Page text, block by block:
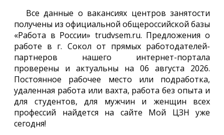
Все данные о вакансиях центров занятости
получены из официальной общероссийской базы
«Работа в России» trudvsem.ru. Предложения о
работе в г. Сокол от прямых работодателей-
партнеров нашего интернет-портала
проверены и актуальны на 06 августа 2026.
Постоянное рабочее место или подработка,
удаленная работа или вахта, работа без опыта и
для студентов, для мужчин и женщин всех
профессий найдется на сайте Мой ЦЗН уже
сегодня!